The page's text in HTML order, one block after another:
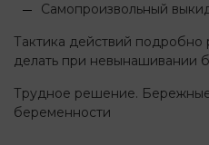
Самопроизвольный
Тактика действий подробно
делать при невынашивании
Трудное решение.
беременности